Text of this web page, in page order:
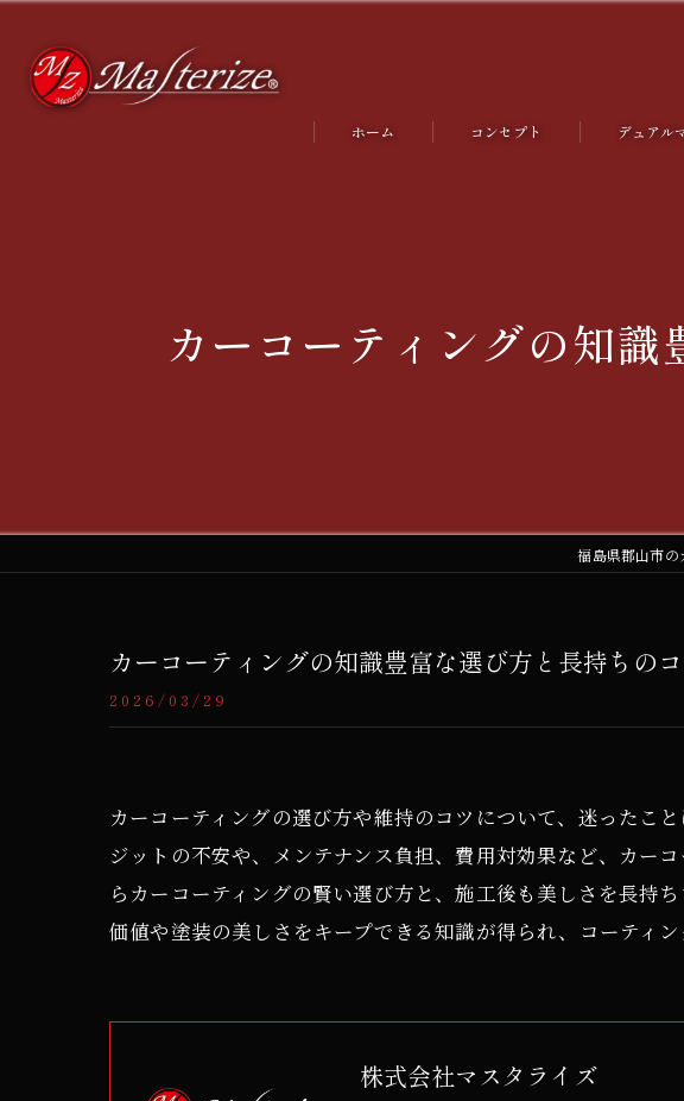
ホーム コンセプト デュアル
カーコーティングの知
福島県郡山市の
カーコーティングの知識豊富な選び方と長持ちの
2026/03/29
カーコーティングの選び方や維持のコツについて、迷ったこ
ジットの不安や、メンテナンス負担、費用対効果など、カー
らカーコーティングの賢い選び方と、施工後も美しさを長持
価値や塗装の美しさをキープできる知識が得られ、コーティ
株式会社マスタライズ